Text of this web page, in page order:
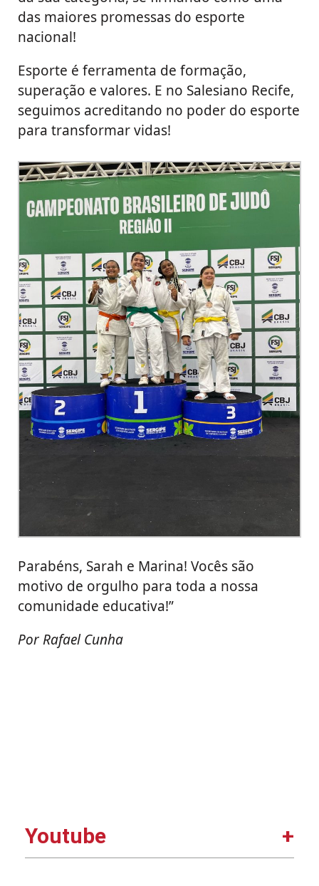
das maiores promessas do esporte
nacional!
Esporte é ferramenta de formação,
superação e valores. E no Salesiano Recife,
seguimos acreditando no poder do esporte
para transformar vidas!
Parabéns, Sarah e Marina! Vocês são
motivo de orgulho para toda a nossa
comunidade educativa!”
Por Rafael Cunha
Youtube